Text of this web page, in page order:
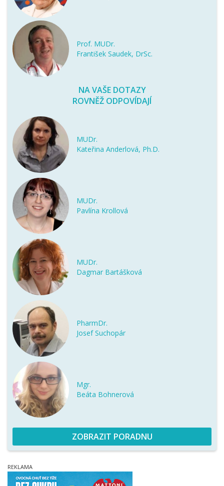
Prof. MUDr.
František Saudek, DrSc.
NA VAŠE DOTAZY
ROVNĚŽ ODPOVÍDAJÍ
MUDr.
Kateřina Anderlová, Ph.D.
MUDr.
Pavlína Krollová
MUDr.
Dagmar Bartášková
PharmDr.
Josef Suchopár
Mgr.
Beáta Bohnerová
ZOBRAZIT PORADNU